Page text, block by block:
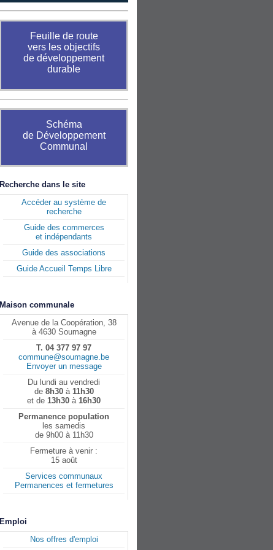
Feuille de route
vers les objectifs
de développement
durable
Schéma
de Développement
Communal
Recherche dans le site
Accéder au système de
recherche
Guide des commerces
et indépendants
Guide des associations
Guide Accueil Temps Libre
Maison communale
Avenue de la Coopération, 38
à 4630 Soumagne
T. 04 377 97 97
commune@soumagne.be
Envoyer un message
Du lundi au vendredi
de 8h30à 11h30
et de 13h30 à 16h30
Permanence population
les samedis
de 9h00 à 11h30
Fermeture à venir :
15 août
Services communaux
Permanences et fermetures
Emploi
Nos offres d'emploi